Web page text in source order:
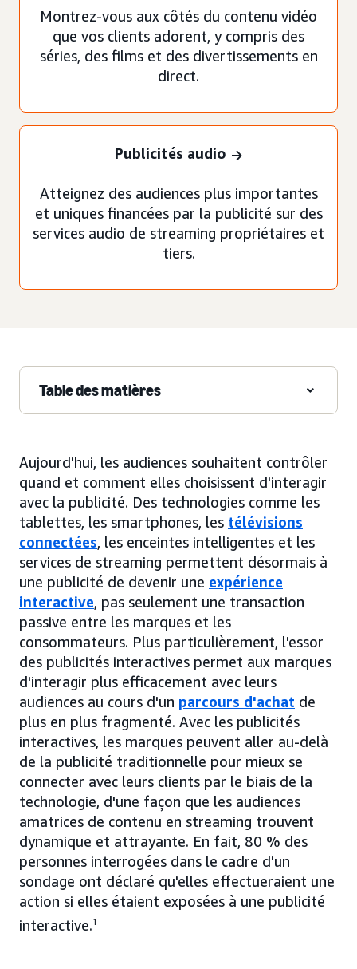
Montrez-vous aux côtés du contenu vidéo
que vos clients adorent, y compris des
séries, des films et des divertissements en
direct.
Publicités audio
Atteignez des audiences plus importantes
et uniques financées par la publicité sur des
services audio de streaming propriétaires et
tiers.
Table des matières
Aujourd'hui, les audiences souhaitent contrôler
quand et comment elles choisissent d'interagir
avec la publicité. Des technologies comme les
tablettes, les smartphones, les télévisions
connectées, les enceintes intelligentes et les
services de streaming permettent désormais à
une publicité de devenir une expérience
interactive, pas seulement une transaction
passive entre les marques et les
consommateurs. Plus particulièrement, l'essor
des publicités interactives permet aux marques
d'interagir plus efficacement avec leurs
audiences au cours d'un parcours d'achat de
plus en plus fragmenté. Avec les publicités
interactives, les marques peuvent aller au-delà
de la publicité traditionnelle pour mieux se
connecter avec leurs clients par le biais de la
technologie, d'une façon que les audiences
amatrices de contenu en streaming trouvent
dynamique et attrayante. En fait, 80 % des
personnes interrogées dans le cadre d'un
sondage ont déclaré qu'elles effectueraient une
action si elles étaient exposées à une publicité
interactive.1